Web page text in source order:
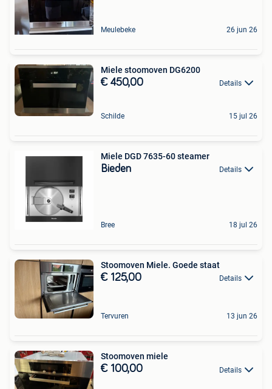
Meulebeke 26 jun 26
Miele stoomoven DG6200
€ 450,00 Details
Schilde 15 jul 26
Miele DGD 7635-60 steamer
Bieden Details
Bree 18 jul 26
Stoomoven Miele. Goede staat
€ 125,00 Details
Tervuren 13 jun 26
Stoomoven miele
€ 100,00 Details